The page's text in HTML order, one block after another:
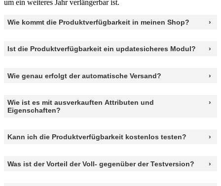
um ein weiteres Jahr verlängerbar ist.
Wie kommt die Produktverfügbarkeit in meinen Shop?
Ist die Produktverfügbarkeit ein updatesicheres Modul?
Wie genau erfolgt der automatische Versand?
Wie ist es mit ausverkauften Attributen und
Eigenschaften?
Kann ich die Produktverfügbarkeit kostenlos testen?
Was ist der Vorteil der Voll- gegenüber der Testversion?